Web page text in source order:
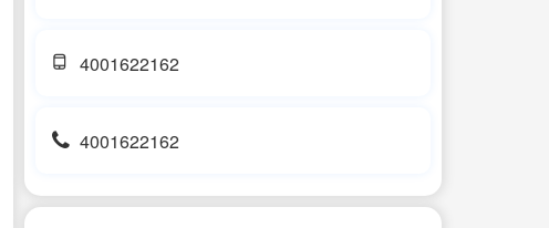
4001622162
4001622162